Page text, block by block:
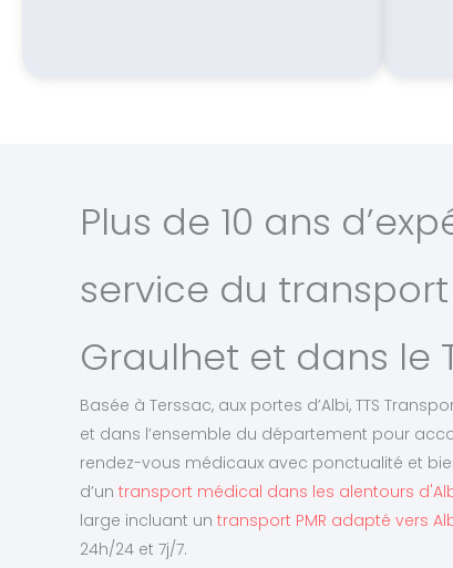
Plus de 10 ans
service du
Graulhet et dans le
Basée à Terssac, aux portes d’Albi, TTS
et dans l’ensemble du département pour
rendez-vous médicaux avec ponctualité et
d’un transport médical dans les alentours
large incluant un transport PMR adapté vers
24h/24 et 7j/7.